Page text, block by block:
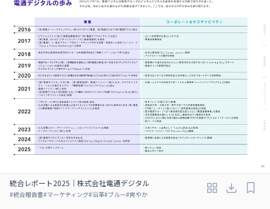
統合レポート2025｜株式会社電通デジタル
#統合報告書#マーケティング#沿革#ブルー#爽やか